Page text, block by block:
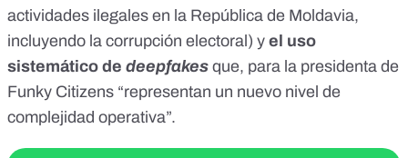
actividades ilegales en la República de Moldavia,
incluyendo la corrupción electoral) y el uso
sistemático de deepfakes que, para la presidenta de
Funky Citizens “representan un nuevo nivel de
complejidad operativa”.